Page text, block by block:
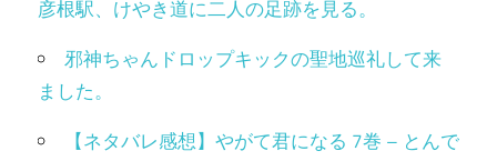
彦根駅、けやき道に二人の足跡を見る。
邪神ちゃんドロップキックの聖地巡礼して来
ました。
【ネタバレ感想】やがて君になる 7巻 – とんで